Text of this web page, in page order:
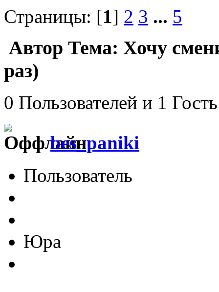
Страницы: [1] 2 3 ... 5
Автор Тема: Хочу
раз)
0 Пользователей и 1
bes_paniki
Пользователь
Юра